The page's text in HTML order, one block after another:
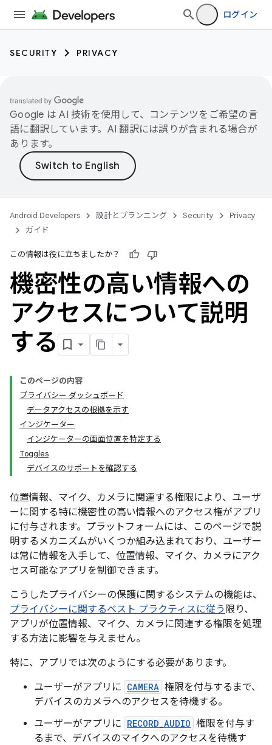
ログイン
SECURITY PRIVACY
Google は AI 技術を使用して、コンテンツをご希望の言
語に翻訳しています。AI 翻訳には誤りが含まれる場合が
あります。
Android Developers 設計とプランニング Security
Privacy
ガイド
この情報は役に立ちましたか？
機密性の高い情報への
アクセスについて説明
する
このページの内容
プライバシー ダッシュボード
データアクセスの根拠を示す
インジケーター
インジケーターの画面位置を特定する
Toggles
デバイスのサポートを確認する
位置情報、マイク、カメラに関連する権限により、ユーザ
ーに関する特に機密性の高い情報へのアクセス権がアプリ
に付与されます。プラットフォームには、このページで説
明するメカニズムがいくつか組み込まれており、ユーザー
は常に情報を入手して、位置情報、マイク、カメラにアク
セス可能なアプリを制御できます。
こうしたプライバシーの保護に関するシステムの機能は、
プライバシーに関するベスト プラクティスに従う 限り、
アプリが位置情報、マイク、カメラに関連する権限を処理
する方法に影響を与えません。
特に、アプリでは次のようにする必要があります。
ユーザーがアプリに CAMERA 権限を付与するまで、
デバイスのカメラへのアクセスを待機する。
ユーザーがアプリに RECORD_AUDIO 権限を付与す
るまで、デバイスのマイクへのアクセスを待機す